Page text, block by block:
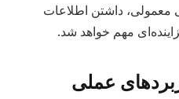
معمولی، داشتن اطلاعات
مهم خواهد شد.
عملی